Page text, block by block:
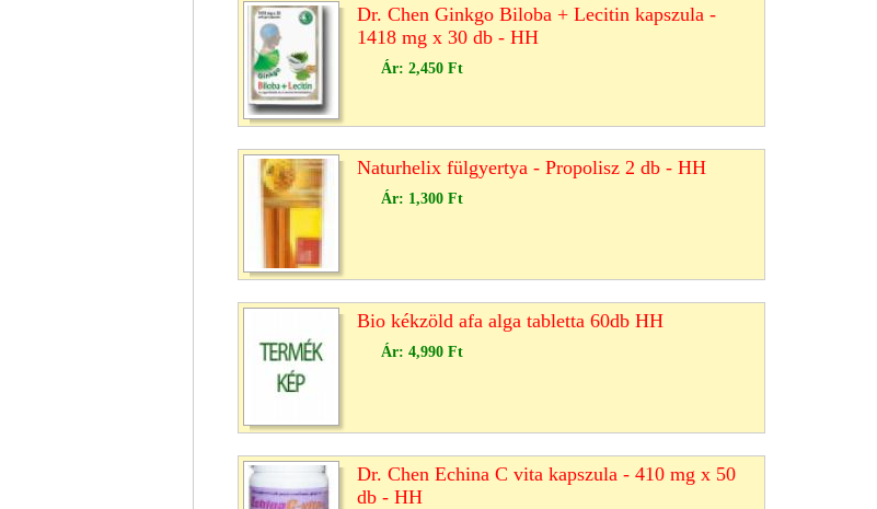
Dr. Chen Ginkgo Biloba + Lecitin kapszula -
1418 mg x 30 db - HH
Ár: 2,450 Ft
Naturhelix fülgyertya - Propolisz 2 db - HH
Ár: 1,300 Ft
Bio kékzöld afa alga tabletta 60db HH
Ár: 4,990 Ft
Dr. Chen Echina C vita kapszula - 410 mg x 50
db - HH